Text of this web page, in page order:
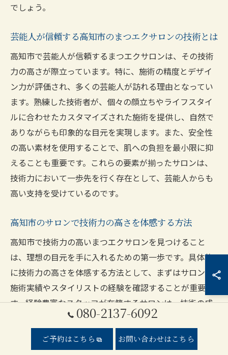
でしょう。
芸能人が信頼する高知市のまつエクサロンの技術とは
高知市で芸能人が信頼するまつエクサロンは、その技術
力の高さが際立っています。特に、施術の精度とデザイ
ン力が評価され、多くの芸能人が訪れる理由となってい
ます。熟練した技術者が、個々の顔立ちやライフスタイ
ルに合わせたカスタマイズされた施術を提供し、自然で
ありながらも印象的な目元を実現します。また、安全性
の高い素材を使用することで、肌への負担を最小限に抑
えることも重要です。これらの要素が揃ったサロンは、
技術力において一歩先を行く存在として、芸能人からも
高い支持を受けているのです。
高知市のサロンで技術力の高さを体感する方法
高知市で技術力の高いまつエクサロンを見つけること
は、理想の目元を手に入れるための第一歩です。具体的
に技術力の高さを体感する方法として、まずはサロンの
施術実績やスタイリストの経験を確認することが重要で
す。経験豊富なスタッフが在籍するサロンは、技術の成
熟度が高く、仕上がりのクオリティも期待できます。ま
た、初回のカウンセリングで希望のデザインやまつ毛の
特徴をしっかり伝え、その対応方法を確認することも技
080-2137-6092
ご予約はこちら お問い合わせはこちら